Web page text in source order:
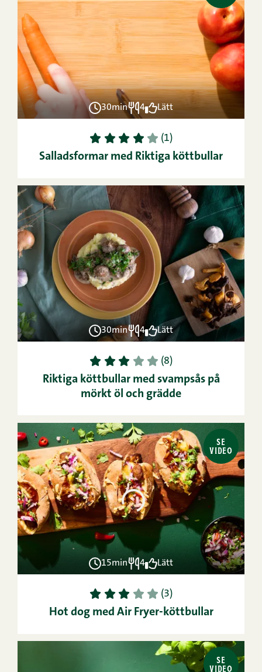
30min 4 Lätt
1 2 3 4 5 (1)
Salladsformar med Riktiga köttbullar
30min 4 Lätt
1 2 3 4 5 (8)
Riktiga köttbullar med svampsås på
mörkt öl och grädde
SE
VIDEO
15min 4 Lätt
1 2 3 4 5 (3)
Hot dog med Air Fryer-köttbullar
SE
VIDEO